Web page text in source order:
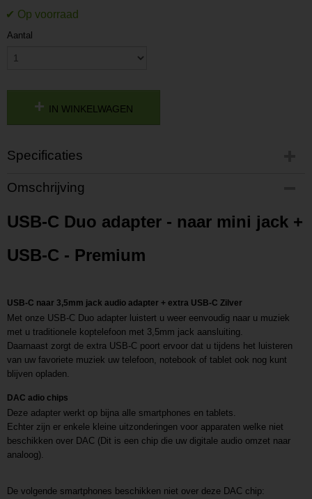
Aantal
IN WINKELWAGEN
Specificaties
Productcode
P202007081353
L202007081353
Omschrijving
USB-C Duo adapter - naar mini jack +
USB-C - Premium
USB-C naar 3,5mm jack audio adapter + extra USB-C Zilver
Met onze USB-C Duo adapter luistert u weer eenvoudig naar u muziek
met u traditionele koptelefoon met 3,5mm jack aansluiting.
Daarnaast zorgt de extra USB-C poort ervoor dat u tijdens het luisteren
van uw favoriete muziek uw telefoon, notebook of tablet ook nog kunt
blijven opladen.
DAC adio chips
Deze adapter werkt op bijna alle smartphones en tablets.
Echter zijn er enkele kleine uitzonderingen voor apparaten welke niet
beschikken over DAC (Dit is een chip die uw digitale audio omzet naar
analoog).
De volgende smartphones beschikken niet over deze DAC chip: